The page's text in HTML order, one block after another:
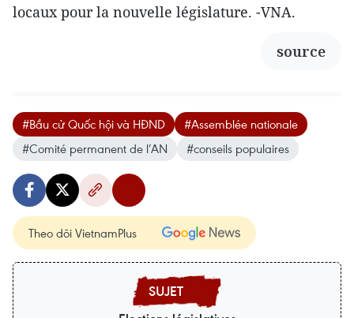
locaux pour la nouvelle législature. -VNA.
source
#Bầu cử Quốc hội và HĐND
#Assemblée nationale
#Comité permanent de l’AN
#conseils populaires
Theo dõi VietnamPlus